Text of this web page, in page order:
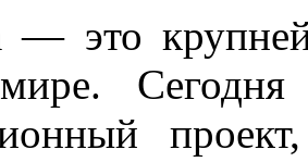
— это
Сегодня